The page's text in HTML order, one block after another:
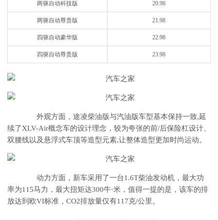
两驱自动科技版 20.98
两驱自动尊贵版 21.98
四驱自动豪华版 22.98
四驱自动尊贵版 23.98
外观方面，途凌柴油版与汽油版车型基本保持一致,延
续了XLV-Air概念车的设计理念，较为夸张的前/后保险杠设计、
双腰线以及悬浮式车顶等造型元素,让整体造型更加时尚运动。
动力方面，新车采用了一台1.6T柴油发动机，最大功
率为115马力，最大扭矩达300牛·米，值得一提的是，该车的排
放达到欧VI标准，CO2排放量仅有117克/公里。